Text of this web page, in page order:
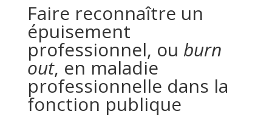
Faire reconnaître un
épuisement
professionnel, ou burn
out, en maladie
professionnelle dans la
fonction publique